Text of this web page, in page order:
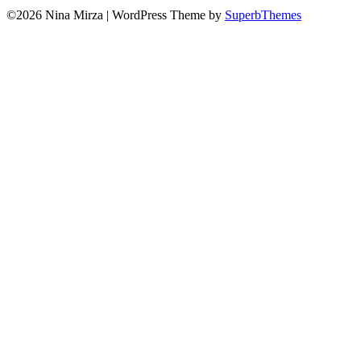
©2026 Nina Mirza | WordPress Theme by SuperbThemes